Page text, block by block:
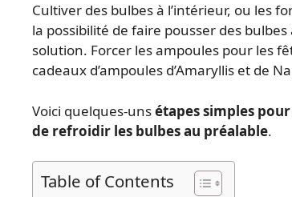
Cultiver des bulbes à l’intérieur, ou les
la possibilité de faire pousser des
solution. Forcer les ampoules pour les
cadeaux d’ampoules d’Amaryllis et de
Voici quelques-unsétapes simples
de refroidir les bulbes au préalable.
Table of Contents